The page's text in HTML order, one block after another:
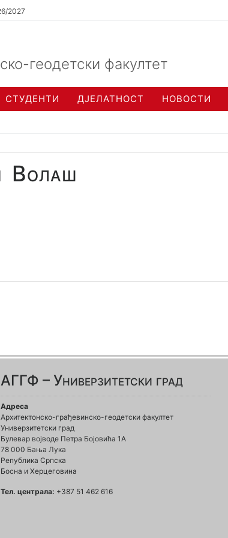
2027
геодетски факултет
СТУДЕНТИ ДЈЕЛАТНОСТ НОВОСТИ
Волаш
АГГФ – Универзитетски град
Адреса
Архитектонско-грађевинско-геодетски факултет
Универзитетски град
Булевар војводе Петра Бојовића 1A
78 000 Бања Лука
Република Српска
Босна и Херцеговина
Тел. централа: +387 51 462 616